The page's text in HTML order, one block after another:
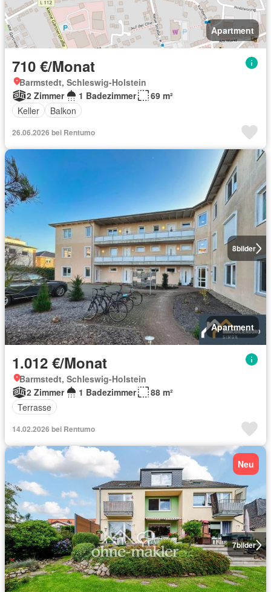
Apartment
710 €/Monat
Barmstedt, Schleswig-Holstein
2 Zimmer
1 Badezimmer
69 m²
Keller
Balkon
26.06.2026 bei Rentumo
8bilder
Apartment
1.012 €/Monat
Barmstedt, Schleswig-Holstein
2 Zimmer
1 Badezimmer
88 m²
Terrasse
14.02.2026 bei Rentumo
7bilder
Neu